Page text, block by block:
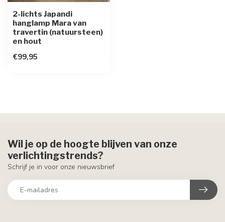
2-lichts Japandi
hanglamp Mara van
travertin (natuursteen)
en hout
€99,95
Wil je op de hoogte blijven van onze
verlichtingstrends?
Schrijf je in voor onze nieuwsbrief